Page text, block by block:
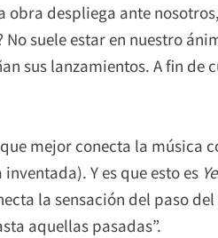
despliega ante
suele estar en nuestro
sus lanzamientos. A fin de
que mejor conecta la música
Y es que esto es
la sensación del paso
aquellas pasadas”.